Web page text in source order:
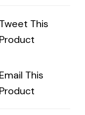
Tweet This
Product
Email This
Product